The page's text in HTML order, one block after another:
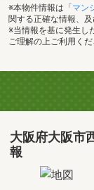
※本物件情報は「 マン
関する正確な情報、
※当情報を基に発生し
ご理解の上ご利用くだ
大阪府大阪市
報